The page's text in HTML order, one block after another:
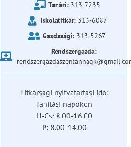
Tanári:313-7235
Iskolatitkár: 313-6087
Gazdasági:313-5267
Rendszergazda:
Titkársági nyitvatartási idő:
Tanítási napokon
H-Cs: 8.00-16.00
P: 8.00-14.00